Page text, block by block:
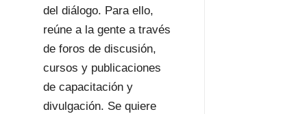
del diálogo. Para ello,
reúne a la gente a través
de foros de discusión,
cursos y publicaciones
de capacitación y
divulgación. Se quiere